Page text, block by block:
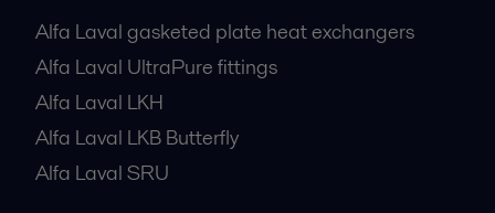
Alfa Laval gasketed plate heat exchangers
Alfa Laval UltraPure fittings
Alfa Laval LKH
Alfa Laval LKB Butterfly
Alfa Laval SRU